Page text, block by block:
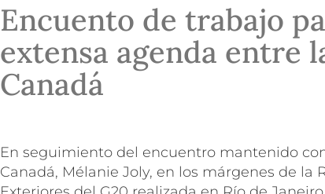
Encuento de trabajo
extensa agenda entre
Canadá
En seguimiento del encuentro mantenido
Canadá, Mélanie Joly, en los márgenes de la